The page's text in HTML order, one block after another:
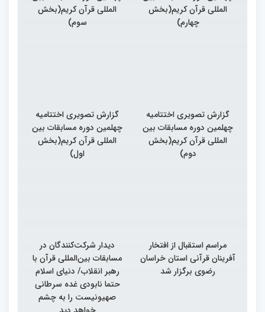
المللی قرآن کریم(بخش
چهارم)
المللی قرآن کریم(بخش
سوم)
گزارش تصویری اختتامیه
چهلمین دوره مسابقات بین
المللی قرآن کریم(بخش
دوم)
گزارش تصویری اختتامیه
چهلمین دوره مسابقات بین
المللی قرآن کریم(بخش
اول)
مراسم استقبال از افتخار
آفرینان قرآنی استان خراسان
رضوی برگزار شد
دیدار شرکت‌کنندگان در
مسابقات بین‌المللی قرآن با
رهبر انقلاب/ دنیای اسلام
حتما نابودی غده سرطانی
صهیونیست را به چشم